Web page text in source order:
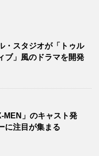
・スタジオが「トゥル
ブ」風のドラマを開発
MEN」のキャスト発
に注目が集まる